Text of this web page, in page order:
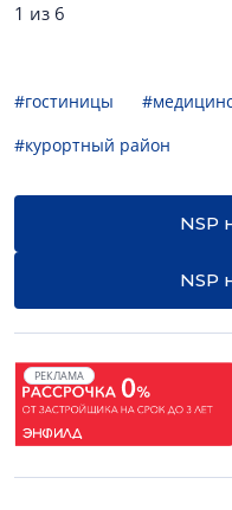
1 из 6
#гостиницы
#курортный район
NSP
NSP
РЕКЛАМА